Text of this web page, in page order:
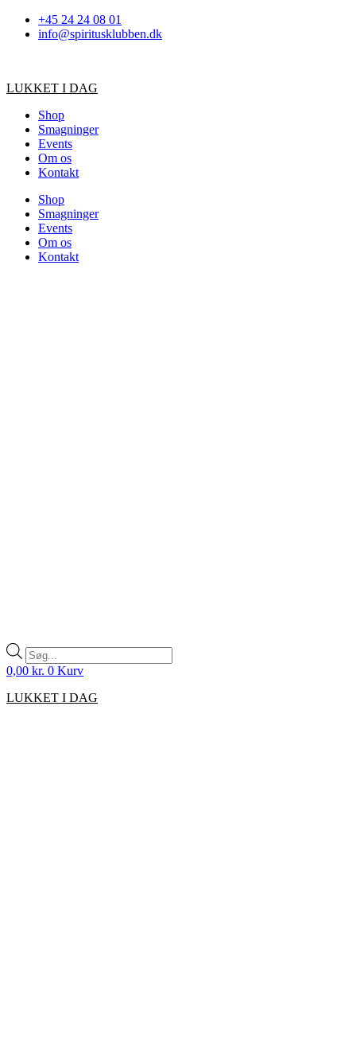
Videre+45 24 24 08 01
info@spiritusklubben.dk
LUKKET I DAG
Shop
Smagninger
Events
Om os
Kontakt
Shop
Smagninger
Events
Om os
Kontakt
Products
search
0,00 kr. 0 Kurv
LUKKET I DAG